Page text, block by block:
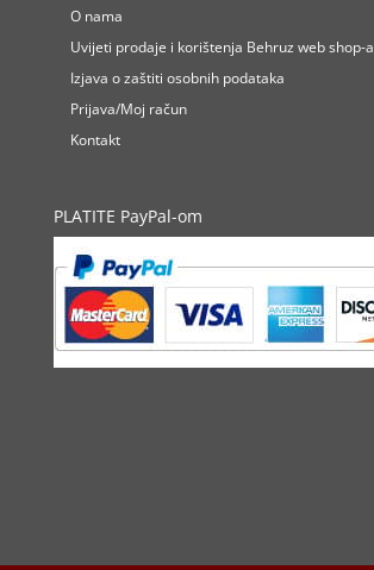
O nama
Uvijeti prodaje i korištenja Behruz web shop-a
Izjava o zaštiti osobnih podataka
Prijava/Moj račun
Kontakt
PLATITE PayPal-om